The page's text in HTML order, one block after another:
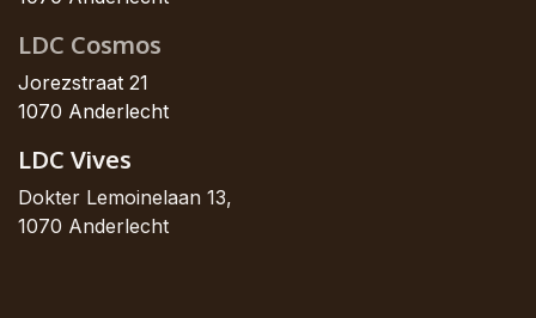
LDC Cosmos
Jorezstraat 21
1070 Anderlecht
LDC Vives
Dokter Lemoinelaan 13,
1070 Anderlecht